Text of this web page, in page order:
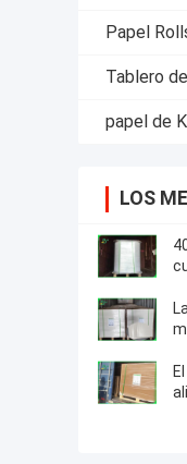
Papel
Tablero
papel de
LOS